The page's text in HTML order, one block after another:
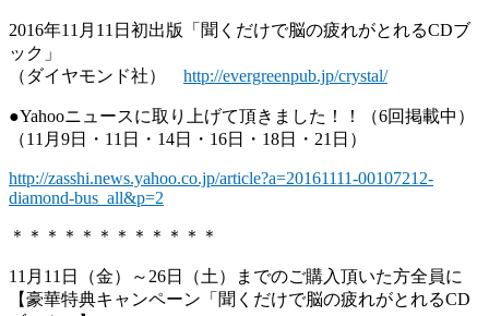
2016年11月11日初出版「聞くだけで脳の疲れがとれるCDブ
ック」
（ダイヤモンド社） http://evergreenpub.jp/crystal/
●Yahooニュースに取り上げて頂きました！！（6回掲載中）
（11月9日・11日・14日・16日・18日・21日）
http://zasshi.news.yahoo.co.jp/article?a=20161111-00107212-
diamond-bus_all&p=2
＊＊＊＊＊＊＊＊＊＊＊＊
11月11日（金）～26日（土）までのご購入頂いた方全員に
【豪華特典キャンペーン「聞くだけで脳の疲れがとれるCD